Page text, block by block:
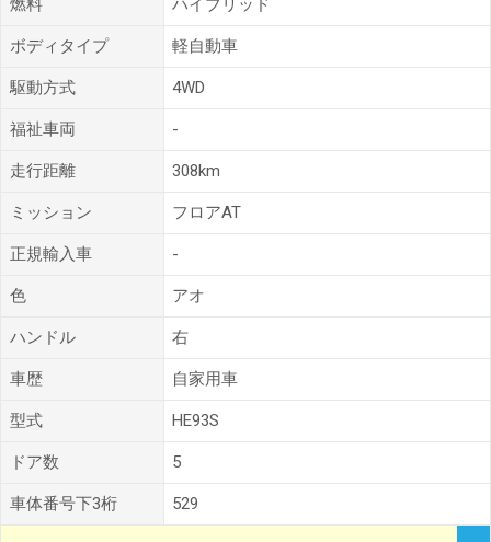
燃料 ハイブリッド
ボディタイプ 軽自動車
駆動方式 4WD
福祉車両 -
走行距離 308km
ミッション フロアAT
正規輸入車 -
色 アオ
ハンドル 右
車歴 自家用車
型式 HE93S
ドア数 5
車体番号下3桁 529